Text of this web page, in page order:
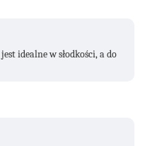
idealne w słodkości, a do